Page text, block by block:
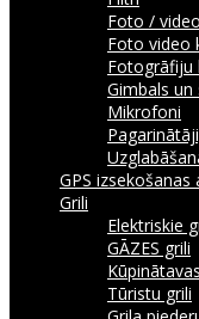
Foto /
Foto video
Fotogrāfiju
Gimbals
Mikrofoni
GPS izsekošanas
Grili
Elektriskie
GĀZES grili
Kūpinātavas
Tūristu grili